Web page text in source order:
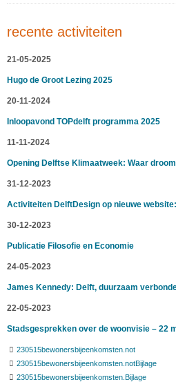
recente activiteiten
21-05-2025
Hugo de Groot Lezing 2025
20-11-2024
Inloopavond TOPdelft programma 2025
11-11-2024
Opening Delftse Klimaatweek: Waar
31-12-2023
Activiteiten DelftDesign op nieuwe
30-12-2023
Publicatie Filosofie en Economie
24-05-2023
James Kennedy: Delft, duurzaam
22-05-2023
Stadsgesprekken over de woonvisie – 22
230515bewonersbijeenkomsten.not
230515bewonersbijeenkomsten.notBijlage
230515bewonersbijeenkomsten.Bijlage